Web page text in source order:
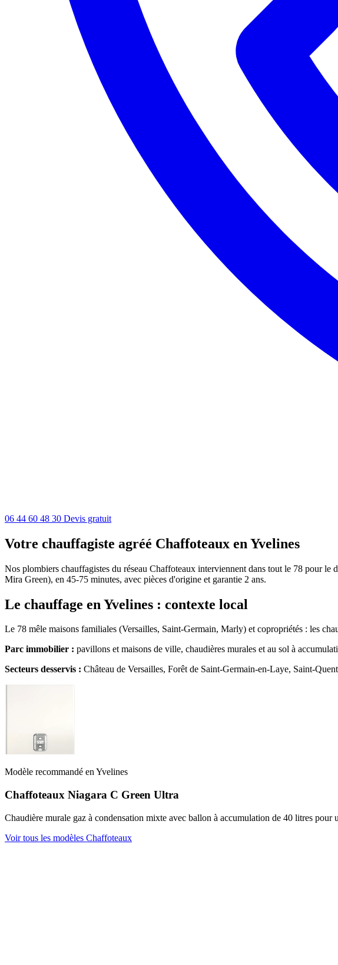
06 44 60 48 30 Devis gratuit
Votre chauffagiste agréé Chaffoteaux en Yvelines
Nos plombiers chauffagistes du réseau Chaffoteaux interviennent dans tout le 78 pour
Mira Green), en 45-75 minutes, avec pièces d'origine et garantie 2 ans.
Le chauffage en Yvelines : contexte local
Le 78 mêle maisons familiales (Versailles, Saint-Germain, Marly) et copropriétés : les
Parc immobilier : pavillons et maisons de ville, chaudières murales et au sol à
Secteurs desservis : Château de Versailles, Forêt de Saint-Germain-en-Laye, Saint-
Modèle recommandé en Yvelines
Chaffoteaux Niagara C Green Ultra
Chaudière murale gaz à condensation mixte avec ballon à accumulation de 40 litres pour
Voir tous les modèles Chaffoteaux